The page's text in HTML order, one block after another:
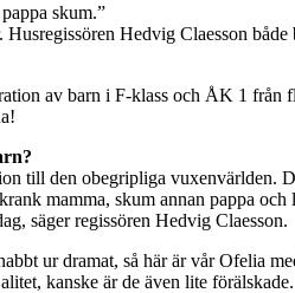
skum.”
Hedvig Claesson
av barn i F-klass och ÅK 1
till den obegripliga
mamma, skum annan pappa
säger regissören Hedvig Claesson.
ur dramat, så här är vår Ofelia
kanske är de även lite förälskade.